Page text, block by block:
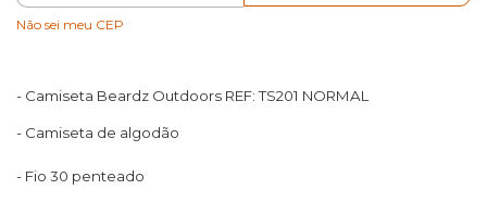
Não sei meu CEP
- Camiseta Beardz Outdoors REF: TS201 NORMAL
- Camiseta de algodão
- Fio 30 penteado